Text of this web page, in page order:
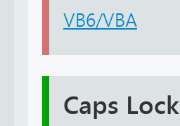
VB6/VBA
Caps Lock